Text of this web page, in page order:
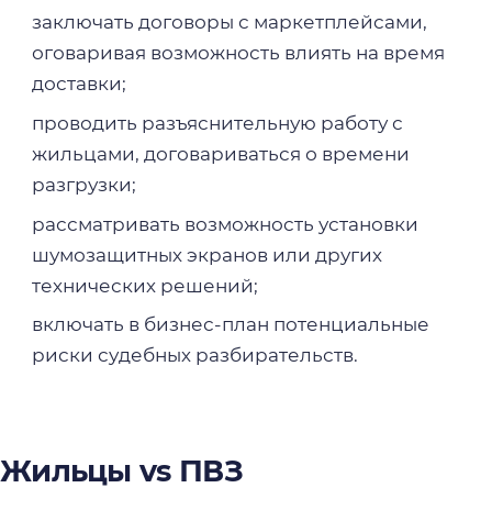
заключать договоры с маркетплейсами,
оговаривая возможность влиять на время
доставки;
проводить разъяснительную работу с
жильцами, договариваться о времени
разгрузки;
рассматривать возможность установки
шумозащитных экранов или других
технических решений;
включать в бизнес-план потенциальные
риски судебных разбирательств.
Жильцы vs ПВЗ